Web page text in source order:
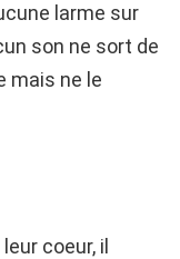
larme sur
son ne sort de
mais ne le
coeur, il